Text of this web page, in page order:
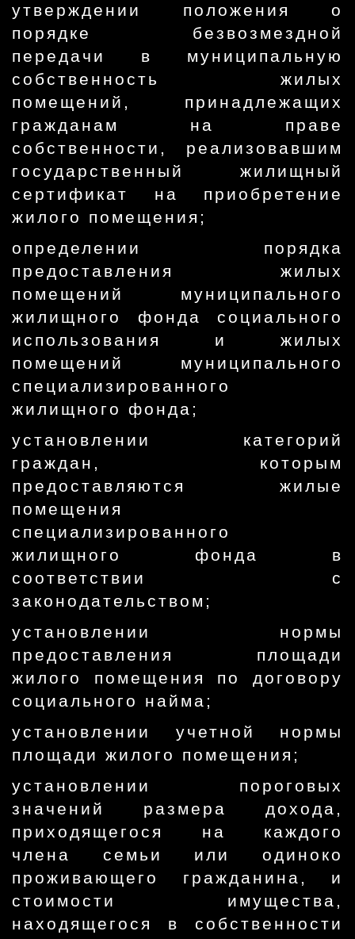
утверждении положения о
порядке безвозмездной
передачи в муниципальную
собственность жилых
помещений, принадлежащих
гражданам на праве
собственности, реализовавшим
государственный жилищный
сертификат на приобретение
жилого помещения;
определении порядка
предоставления жилых
помещений муниципального
жилищного фонда социального
использования и жилых
помещений муниципального
специализированного
жилищного фонда;
установлении категорий
граждан, которым
предоставляются жилые
помещения
специализированного
жилищного фонда в
соответствии с
законодательством;
установлении нормы
предоставления площади
жилого помещения по договору
социального найма;
установлении учетной нормы
площади жилого помещения;
установлении пороговых
значений размера дохода,
приходящегося на каждого
члена семьи или одиноко
проживающего гражданина, и
стоимости имущества,
находящегося в собственности